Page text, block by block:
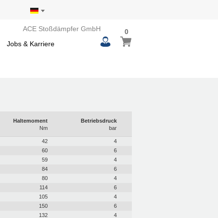
ACE Stoßdämpfer GmbH
Jobs & Karriere
Mein Warenkorb
00
items
Haltemoment
Nm
Betriebsdruck
bar
42
4
60
6
59
4
84
6
80
4
114
6
105
4
150
6
132
4